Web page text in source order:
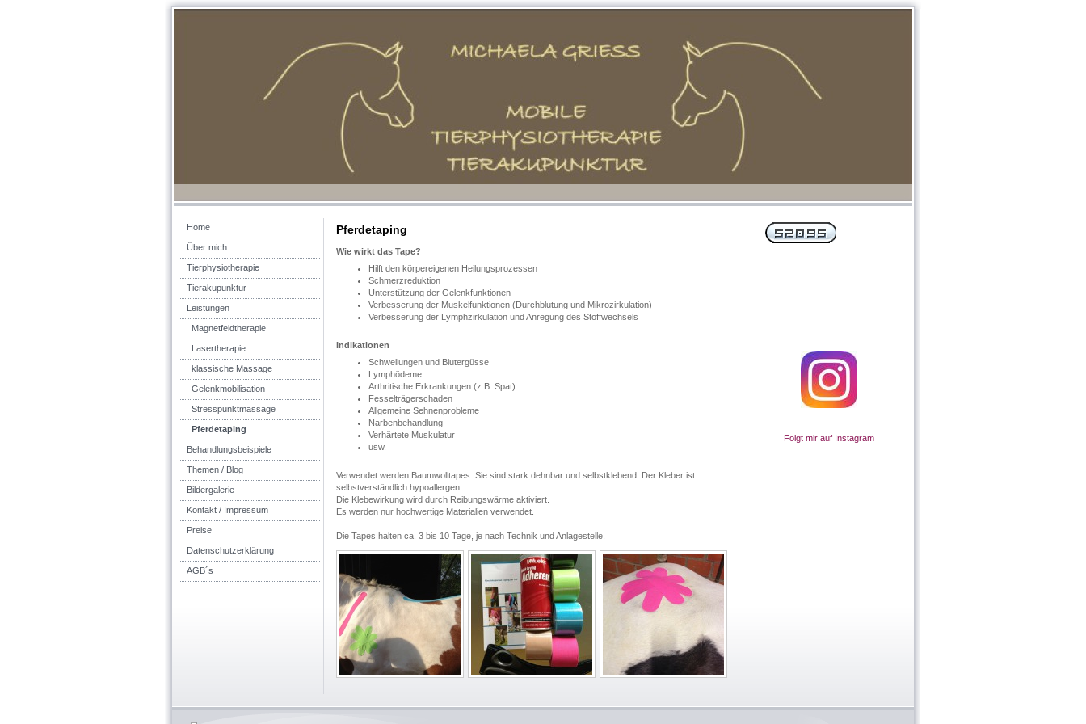
Home
Über mich
Tierphysiotherapie
Tierakupunktur
Leistungen
Magnetfeldtherapie
Lasertherapie
klassische Massage
Gelenkmobilisation
Stresspunktmassage
Pferdetaping
Behandlungsbeispiele
Themen / Blog
Bildergalerie
Kontakt / Impressum
Preise
Datenschutzerklärung
AGB´s
Pferdetaping
Wie wirkt das Tape?
Hilft den körpereigenen Heilungsprozessen
Schmerzreduktion
Unterstützung der Gelenkfunktionen
Verbesserung der Muskelfunktionen (Durchblutung und Mikrozirkulation)
Verbesserung der Lymphzirkulation und Anregung des Stoffwechsels
Indikationen
Schwellungen und Blutergüsse
Lymphödeme
Arthritische Erkrankungen (z.B. Spat)
Fesselträgerschaden
Allgemeine Sehnenprobleme
Narbenbehandlung
Verhärtete Muskulatur
usw.
Verwendet werden Baumwolltapes. Sie sind stark dehnbar und selbstklebend. Der Kleber ist
selbstverständlich hypoallergen.
Die Klebewirkung wird durch Reibungswärme aktiviert.
Es werden nur hochwertige Materialien verwendet.
Die Tapes halten ca. 3 bis 10 Tage, je nach Technik und Anlagestelle.
Folgt mir auf Instagram